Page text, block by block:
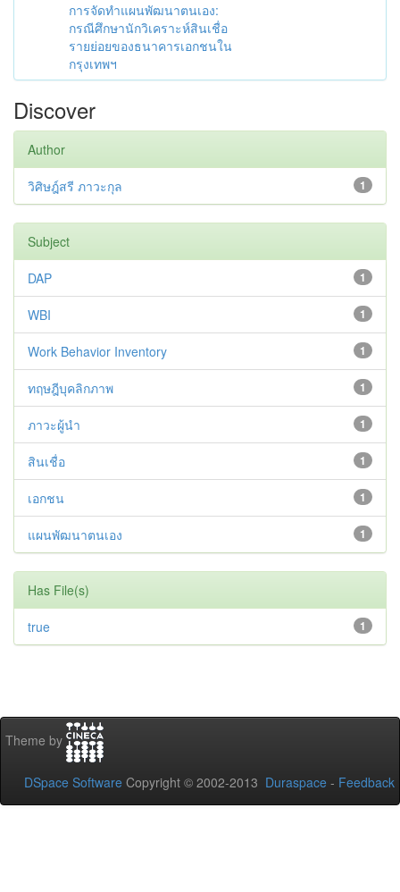
การจัดทำแผนพัฒนาตนเอง:
กรณีศึกษานักวิเคราะห์สินเชื่อ
รายย่อยของธนาคารเอกชนใน
กรุงเทพฯ
Discover
Author
1
วิศิษฎ์สรี ภาวะกุล
Subject
1
DAP
1
WBI
1
Work Behavior Inventory
1
ทฤษฎีบุคลิกภาพ
1
ภาวะผู้นำ
1
สินเชื่อ
1
เอกชน
1
แผนพัฒนาตนเอง
Has File(s)
1
true
Theme by
DSpace Software Copyright © 2002-2013 Duraspace - Feedback